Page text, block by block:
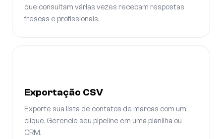
que consultam várias vezes recebam respostas
frescas e profissionais.
Exportação CSV
Exporte sua lista de contatos de marcas com um
clique. Gerencie seu pipeline em uma planilha ou
CRM.